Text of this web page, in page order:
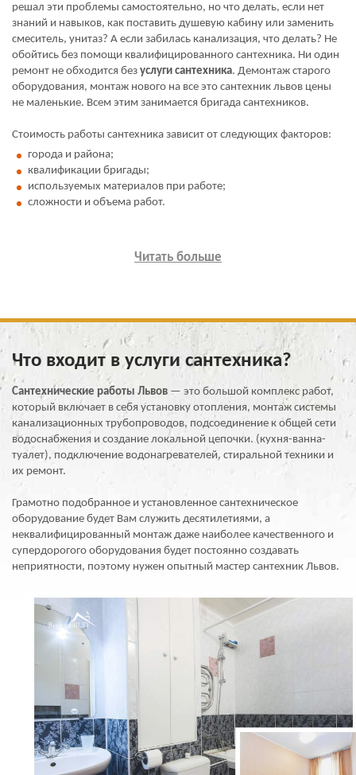
решал эти проблемы самостоятельно, но что делать, если нет
знаний и навыков, как поставить душевую кабину или заменить
смеситель, унитаз? А если забилась канализация, что делать? Не
обойтись без помощи квалифицированного сантехника. Ни один
ремонт не обходится без услуги сантехника. Демонтаж старого
оборудования, монтаж нового на все это сантехник львов цены
не маленькие. Всем этим занимается бригада сантехников.
Стоимость работы сантехника зависит от следующих факторов:
города и района;
квалификации бригады;
используемых материалов при работе;
сложности и объема работ.
Читать больше
Что входит в услуги сантехника?
Сантехнические работы Львов — это большой комплекс работ,
который включает в себя установку отопления, монтаж системы
канализационных трубопроводов, подсоединение к общей сети
водоснабжения и создание локальной цепочки. (кухня-ванна-
туалет), подключение водонагревателей, стиральной техники и
их ремонт.
Грамотно подобранное и установленное сантехническое
оборудование будет Вам служить десятилетиями, а
неквалифицированный монтаж даже наиболее качественного и
супердорогого оборудования будет постоянно создавать
неприятности, поэтому нужен опытный мастер сантехник Львов.